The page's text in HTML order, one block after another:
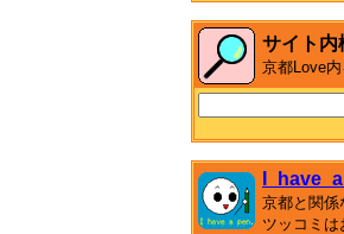
サイト内
京都Love
京都と関係
ツッコミ